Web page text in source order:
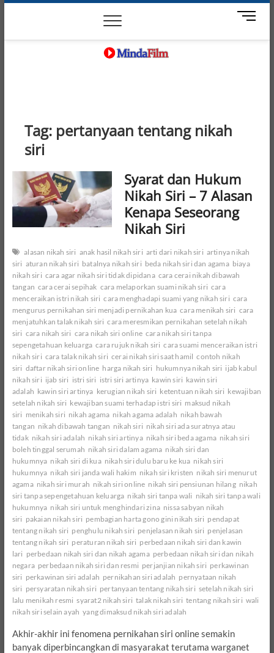
Skip
M
n
Tag: pertanyaan tentang nikah
siri
Syarat dan Hukum
Nikah Siri – 7 Alasan
Kenapa Seseorang
Nikah Siri
alasan nikah siri anak hasil nikah siri arti dari nikah siri artinya nikah
siri aturan nikah siri batalnya nikah siri beda nikah siri dan agama biaya
nikah siri cara agar nikah siri tidak dipidana cara cerai nikah dibawah
tangan cara cerai sepihak cara melaporkan suami nikah siri cara
menceraikan istri nikah siri cara menghadapi suami yang nikah siri cara
mengurus pernikahan siri menjadi pernikahan kua cara menikah siri cara
menjatuhkan talak nikah siri cara meresmikan pernikahan setelah nikah
siri cara nikah siri cara nikah siri online cara nikah siri tanpa
sepengetahuan keluarga cara rujuk nikah siri cara suami menceraikan istri
nikah siri cara talak nikah siri cerai nikah siri saat hamil contoh nikah
siri daftar nikah siri online harga nikah siri hukumnya nikah siri ijab kabul
nikah siri ijab siri istri siri istri siri artinya kawin siri kawin siri
adalah kawin siri artinya kerugian nikah siri ketentuan nikah siri kewajiban
setelah nikah siri kewajiban suami terhadap istri siri maksud nikah
siri menikah siri nikah agama nikah agama adalah nikah bawah
tangan nikah dibawah tangan nikah siri nikah siri ada suratnya atau
tidak nikah siri adalah nikah siri artinya nikah siri beda agama nikah siri
boleh tinggal serumah nikah siri dalam agama nikah siri dan
hukumnya nikah siri di kua nikah siri dulu baru ke kua nikah siri
hukumnya nikah siri janda wali hakim nikah siri kristen nikah siri menurut
agama nikah siri murah nikah siri online nikah siri pensiunan hilang nikah
siri tanpa sepengetahuan keluarga nikah siri tanpa wali nikah siri tanpa wali
hukumnya nikah siri untuk menghindari zina nissa sabyan nikah
siri pakaian nikah siri pembagian harta gono gini nikah siri pendapat
tentang nikah siri penghulu nikah siri penjelasan nikah siri penjelasan
tentang nikah siri peraturan nikah siri perbedaan nikah siri dan kawin
lari perbedaan nikah siri dan nikah agama perbedaan nikah siri dan nikah
negara perbedaan nikah siri dan resmi perjanjian nikah siri perkawinan
siri perkawinan siri adalah pernikahan siri adalah pernyataan nikah
siri persyaratan nikah siri pertanyaan tentang nikah siri setelah nikah siri
lalu menikah resmi syarat2 nikah siri talak nikah siri tentang nikah siri wali
nikah siri selain ayah yang dimaksud nikah siri adalah
Akhir-akhir ini fenomena pernikahan siri online semakin
banyak diperbincangkan di masyarakat terutama warganet